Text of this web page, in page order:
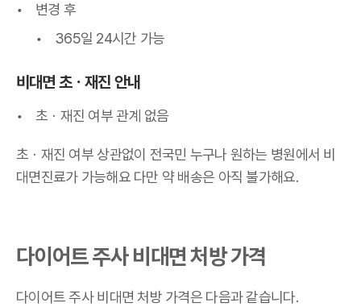
변경 후
365일 24시간 가능
비대면 초ㆍ재진 안내
초 ㆍ재진 여부 관계 없음
초 ㆍ재진 여부 상관없이 전국민 누구나 원하는 병원에서 비
대면진료가 가능해요다만 약 배송은 아직 불가해요.
다이어트 주사 비대면 처방 가격
다이어트 주사 비대면 처방 가격은 다음과 같습니다.